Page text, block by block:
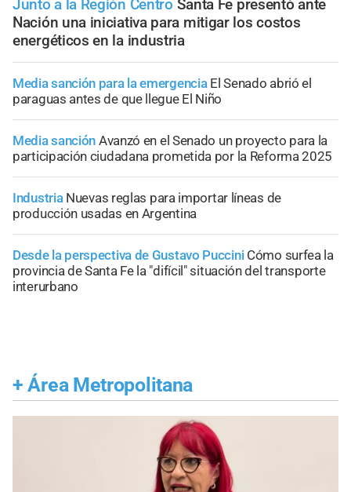
Junto a la Región Centro Santa Fe presentó ante
Nación una iniciativa para mitigar los costos
energéticos en la industria
Media sanción para la emergencia El Senado abrió el
paraguas antes de que llegue El Niño
Media sanción Avanzó en el Senado un proyecto para la
participación ciudadana prometida por la Reforma 2025
Industria Nuevas reglas para importar líneas de
producción usadas en Argentina
Desde la perspectiva de Gustavo Puccini Cómo surfea la
provincia de Santa Fe la "difícil" situación del transporte
interurbano
+ Área Metropolitana